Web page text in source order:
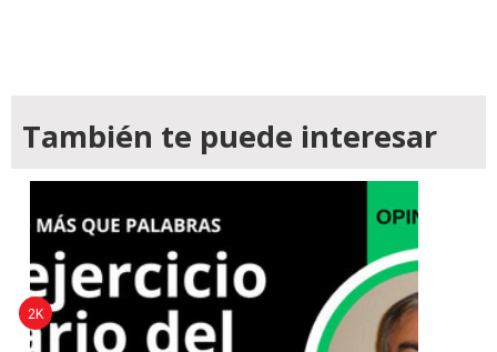
También te puede interesar
2K